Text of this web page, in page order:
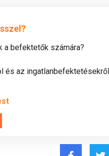
befektetők számára?
és az